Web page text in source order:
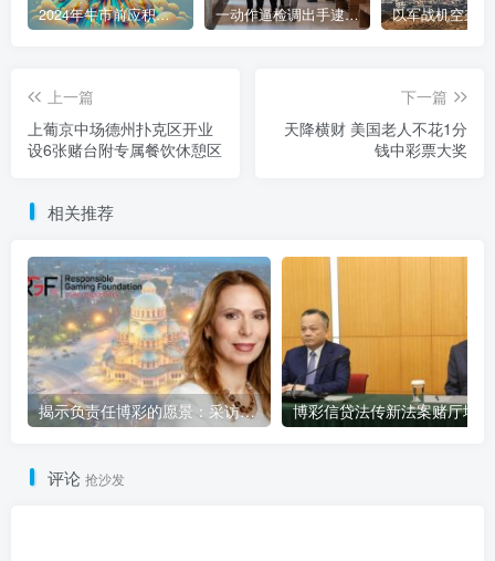
2024年牛市前应积累的9种加密货币 一动作逼检调出手逮人 陈盈助暴富史起底
上一篇
上葡京中场德州扑克区开业
设6张赌台附专属餐饮休憩区
下一篇
天降横财 美国老人不花1分
钱中彩票大奖
相关推荐
揭示负责任博彩的愿景：采访保加利亚 RGF 创始人 Rossi McKee
评论 抢沙发